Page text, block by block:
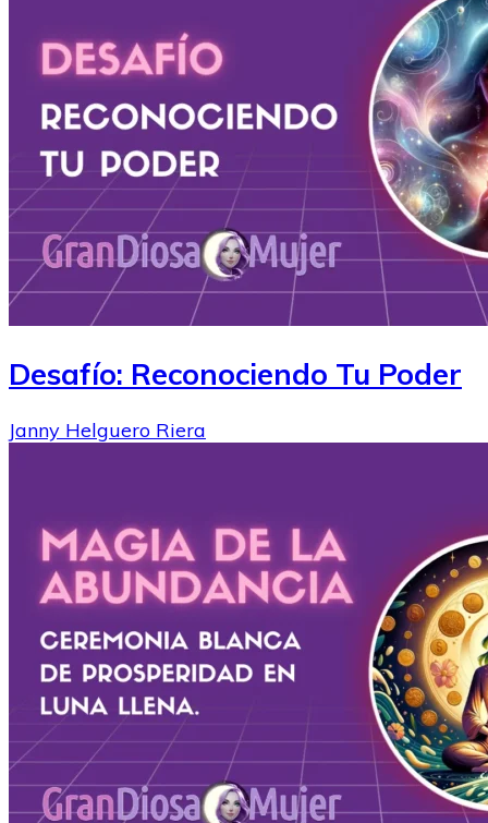
Desafío: Reconociendo Tu Poder
Janny Helguero Riera